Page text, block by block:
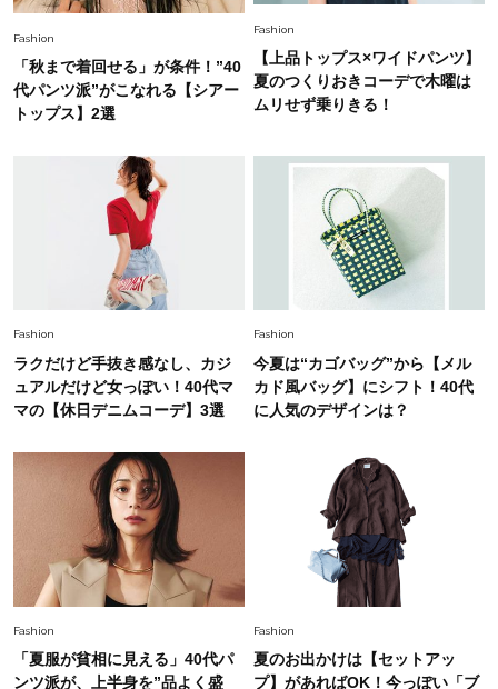
Fashion 2026.8.5
旬着こなし3選。地味見え回避のコツは「バッグ
選び」！
【40代のTシャツコーデ】超ビッグサイズ×きれ
いめハーフパンツでモードに昇華
Fashion
スタイリストが本気で推す！40代がほどよく華
やぐ【甘め黒アイテム】3選
Fashion
「秋まで着回せる」が条件！”40
代パンツ派”がこなれる【シアー
トップス】2選
Fashion
【上品トップス×ワイドパンツ】
夏のつくりおきコーデで木曜は
ムリせず乗りきる！
Fashion
ラクだけど手抜き感なし、カジ
ュアルだけど女っぽい！40代マ
マの【休日デニムコーデ】3選
Fashion
今夏は“カゴバッグ”から【メル
カド風バッグ】にシフト！40代
に人気のデザインは？
Fashion
「夏服が貧相に見える」40代パ
ンツ派が、上半身を”品よく盛
Fashion
夏のお出かけは【セットアッ
プ】があればOK！今っぽい「ブ